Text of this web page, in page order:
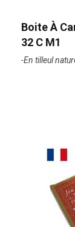
Boite À
32 C M1
-En tilleul